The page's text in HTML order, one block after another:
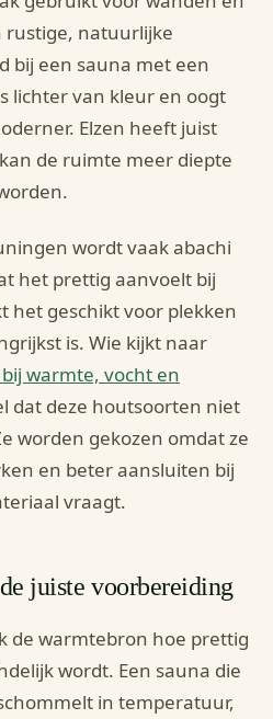
rustige, natuurlijke
bij een sauna met een
lichter van kleur en oogt
Elzen heeft juist
de ruimte meer diepte
wordt vaak abachi
het prettig aanvoelt bij
het geschikt voor plekken
is. Wie kijkt naar
warmte, vocht en
dat deze houtsoorten niet
worden gekozen omdat ze
en beter aansluiten bij
vraagt.
juiste voorbereiding
de warmtebron hoe prettig
wordt. Een sauna die
in temperatuur,